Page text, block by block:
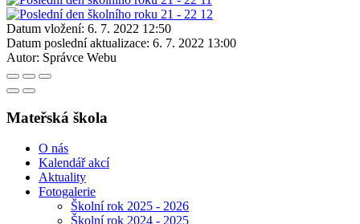
Datum vložení: 6. 7. 2022 12:50
Datum poslední aktualizace: 6. 7. 2022 13:00
Autor: Správce Webu
Mateřská škola
O nás
Kalendář akcí
Aktuality
Fotogalerie
Školní rok 2025 - 2026
Školní rok 2024 - 2025